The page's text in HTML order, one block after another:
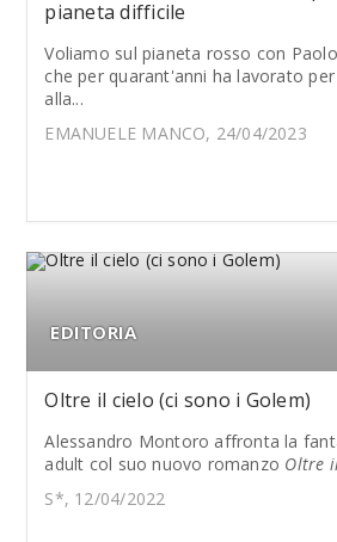
pianeta difficile
Voliamo sul pianeta rosso con
che per quarant'anni ha lavorato per
alla...
EMANUELE MANCO, 24/04/2023
EDITORIA
Oltre il cielo (ci sono i Golem)
Alessandro Montoro affronta la
adult col suo nuovo romanzo Oltre
S*, 12/04/2022